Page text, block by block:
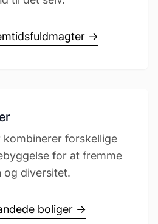
→
kombinerer forskellige
for at fremme
og diversitet.
boliger →